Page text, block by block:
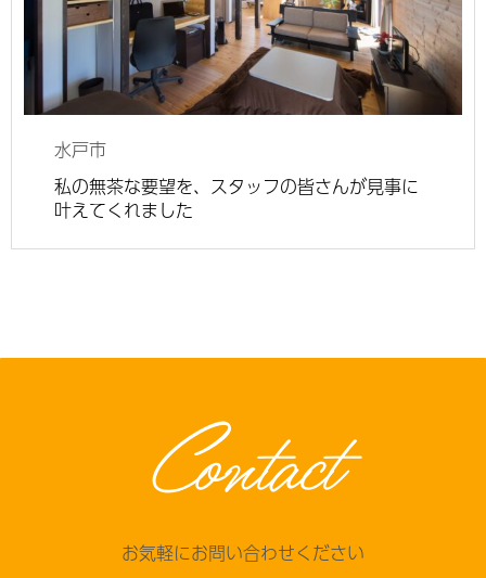
水戸市
私の無茶な要望を、スタッフの皆さんが見事に
叶えてくれました
Contact
お気軽にお問い合わせください